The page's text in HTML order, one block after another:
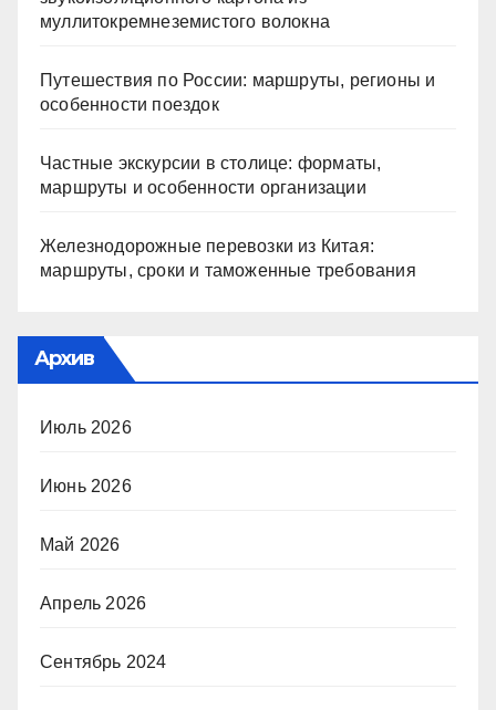
муллитокремнеземистого волокна
Путешествия по России: маршруты, регионы и
особенности поездок
Частные экскурсии в столице: форматы,
маршруты и особенности организации
Железнодорожные перевозки из Китая:
маршруты, сроки и таможенные требования
Архив
Июль 2026
Июнь 2026
Май 2026
Апрель 2026
Сентябрь 2024